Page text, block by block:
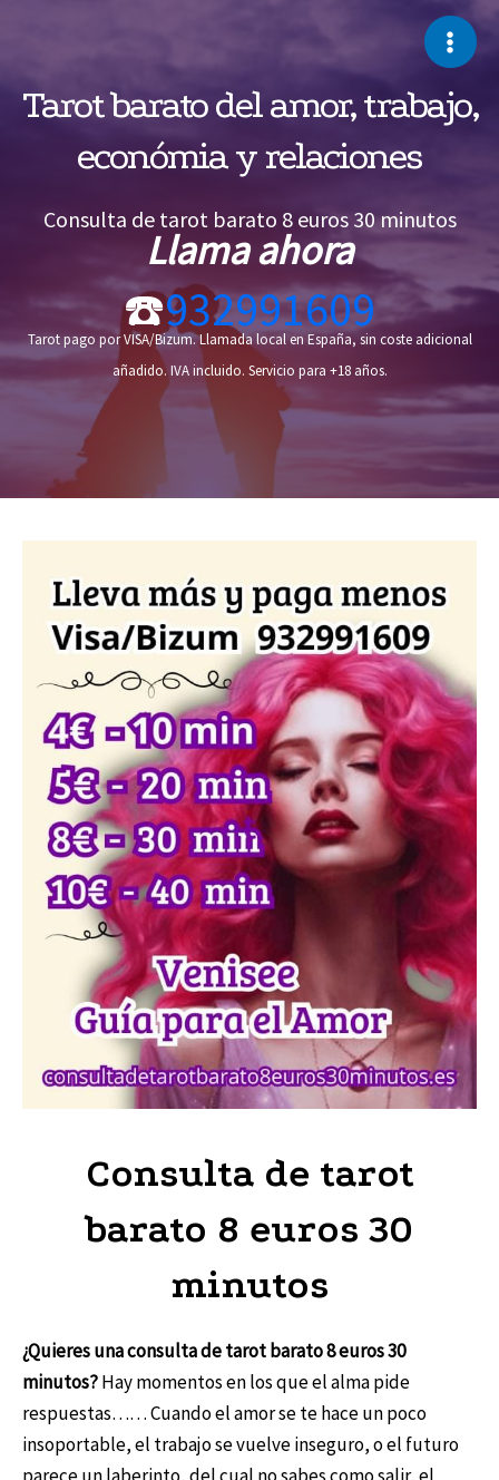
Main
Tarot barato del amor, trabajo,
económia y relaciones
Consulta de tarot barato 8 euros 30 minutos
Llama ahora
☎️932991609
Tarot pago por VISA/Bizum. Llamada local en España, sin coste adicional
añadido. IVA incluido. Servicio para +18 años.
Consulta de tarot
barato 8 euros 30
minutos
¿Quieres una consulta de tarot barato 8 euros 30
minutos?Hay momentos en los que el alma pide
respuestas…… Cuando el amor se te hace un poco
insoportable, el trabajo se vuelve inseguro, o el futuro